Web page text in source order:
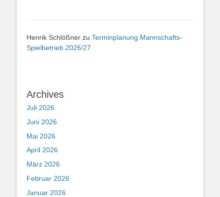
Henrik Schlößner zu Terminplanung Mannschafts-
Spielbetrieb 2026/27
Archives
Juli 2026
Juni 2026
Mai 2026
April 2026
März 2026
Februar 2026
Januar 2026